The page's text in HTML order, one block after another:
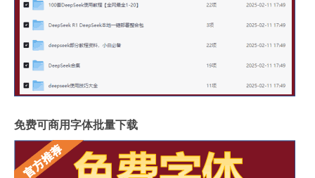
免费可商用字体批量下载